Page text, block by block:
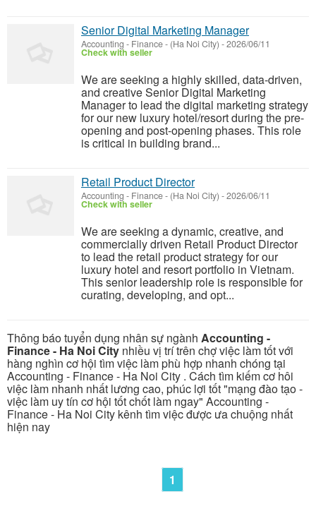
Senior Digital Marketing Manager
Accounting - Finance- (Ha Noi City) -2026/06/11
Check with seller
We are seeking a highly skilled, data-driven,
and creative Senior Digital Marketing
Manager to lead the digital marketing strategy
for our new luxury hotel/resort during the pre-
opening and post-opening phases. This role
is critical in building brand...
Retail Product Director
Accounting - Finance- (Ha Noi City) -2026/06/11
Check with seller
We are seeking a dynamic, creative, and
commercially driven Retail Product Director
to lead the retail product strategy for our
luxury hotel and resort portfolio in Vietnam.
This senior leadership role is responsible for
curating, developing, and opt...
Thông báo tuyển dụng nhân sự ngành Accounting -
Finance - Ha Noi City nhiều vị trí trên chợ việc làm tốt với
hàng nghìn cơ hội tìm việc làm phù hợp nhanh chóng tại
Accounting - Finance - Ha Noi City . Cách tìm kiếm cơ hôi
việc làm nhanh nhất lương cao, phúc lợi tốt "mạng đào tạo -
việc làm uy tín cơ hội tốt chốt làm ngay" Accounting -
Finance - Ha Noi City kênh tìm việc được ưa chuộng nhất
hiện nay
1